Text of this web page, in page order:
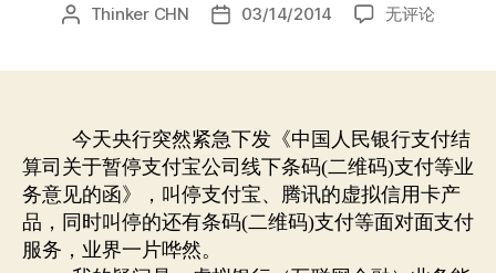
文 Thinker CHN
发 03/14/2014
虚
的
停
吗
无评论
今天央行突然紧急下发《中国人民银行支付结
算司关于暂停支付宝公司线下条码(二维码)支付等业
务意见的函》，叫停支付宝、腾讯的虚拟信用卡产
品，同时叫停的还有条码(二维码)支付等面对面支付
服务，业界一片哗然。